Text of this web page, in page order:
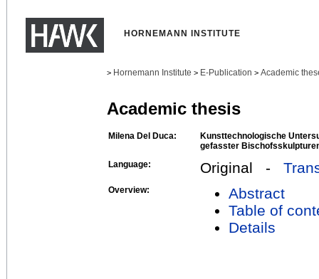
HORNEMANN INSTITUTE
> Hornemann Institute > E-Publication > Academic
Academic thesis
Milena Del Duca:
Kunsttechnologische
gefasster
Language:
Original -
Overview:
Abstract
Table of
Details